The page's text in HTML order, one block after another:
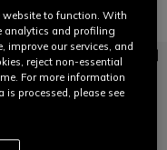
website to function. With
analytics and profiling
improve our services, and
reject non-essential
For more information
processed, please see